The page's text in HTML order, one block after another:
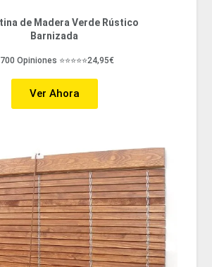
de Madera Verde Rústico
Barnizada
Opiniones ⭐⭐⭐⭐⭐24,95€
Ver Ahora